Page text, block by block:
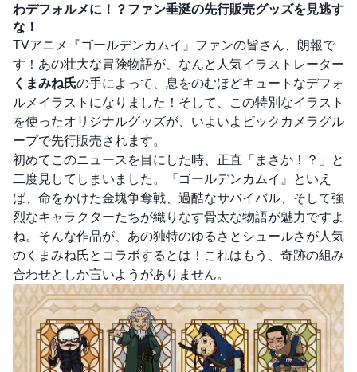
わデフォルメに！？ファン垂涎の先行販売グッズを見逃す
な！
TVアニメ『ゴールデンカムイ』ファンの皆さん、朗報で
す！あの壮大な冒険物語が、なんと人気イラストレーター
くまみね氏の手によって、息をのむほどキュートなデフォ
ルメイラストになりました！そして、この特別なイラスト
を使ったオリジナルグッズが、いよいよビックカメラグル
ープで先行販売されます。
初めてこのニュースを目にした時、正直「まさか！？」と
二度見してしまいました。『ゴールデンカムイ』といえ
ば、命をかけた金塊争奪戦、過酷なサバイバル、そして強
烈なキャラクターたちが織りなす骨太な物語が魅力ですよ
ね。そんな作品が、あの独特のゆるさとシュールさが人気
のくまみね氏とコラボするとは！これはもう、奇跡の組み
合わせとしか言いようがありません。